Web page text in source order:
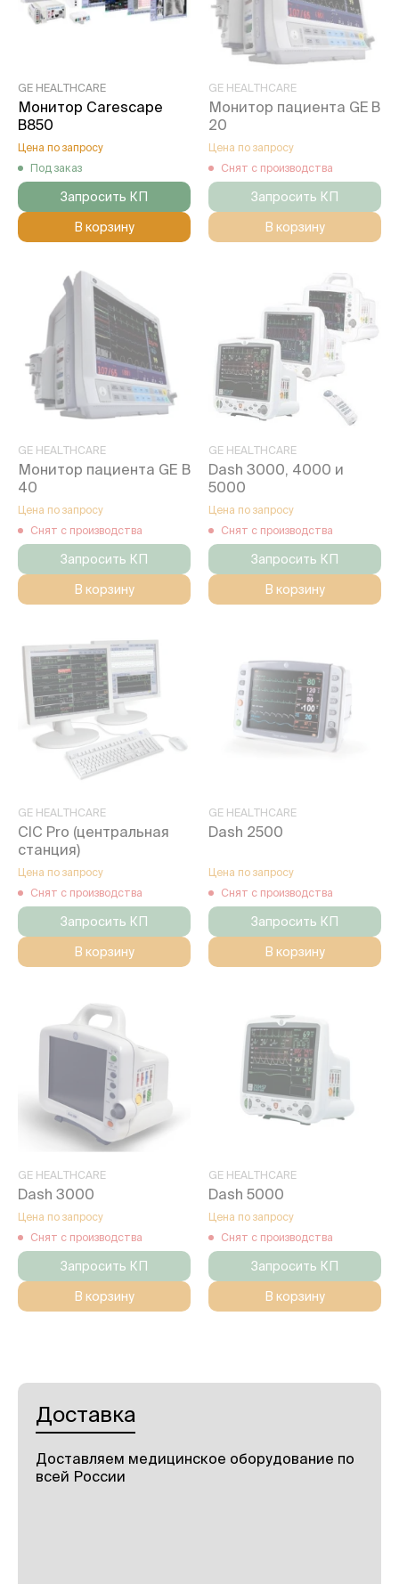
GE HEALTHCARE
Монитор Carescape
B850
Цена по запросу
Под заказ
Запросить КП
В корзину
GE HEALTHCARE
Монитор пациента GE B
20
Цена по запросу
Снят с производства
Запросить КП
В корзину
GE HEALTHCARE
Монитор пациента GE В
40
Цена по запросу
Снят с производства
Запросить КП
В корзину
GE HEALTHCARE
Dash 3000, 4000 и
5000
Цена по запросу
Снят с производства
Запросить КП
В корзину
GE HEALTHCARE
CIC Pro (центральная
станция)
Цена по запросу
Снят с производства
Запросить КП
В корзину
GE HEALTHCARE
Dash 2500
Цена по запросу
Снят с производства
Запросить КП
В корзину
GE HEALTHCARE
Dash 3000
Цена по запросу
Снят с производства
Запросить КП
В корзину
GE HEALTHCARE
Dash 5000
Цена по запросу
Снят с производства
Запросить КП
В корзину
Доставка
Доставляем медицинское оборудование по
всей России